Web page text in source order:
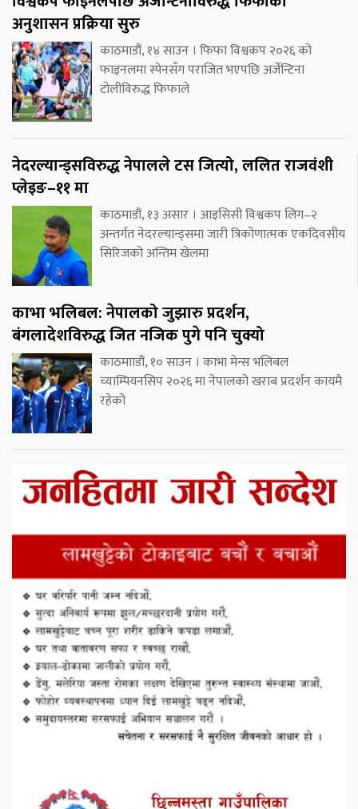
अनुशासन प्रक्रिया सुरु
काठमाडौं, १४ साउन । फिफा विश्वकप २०२६ को
फाइनलमा स्पेनसँग पराजित भएपछि अर्जेन्टिना
टोलीविरुद्ध फिफाले
नेदरल्यान्ड्सविरुद्ध नेपालले टस जित्यो, ललित राजवंशी
प्लेइङ–११ मा
काठमाडौं, १३ असार । आइसिसी विश्वकप लिग–२
अन्तर्गत नेदरल्यान्ड्समा जारी त्रिकोणात्मक एकदिवसीय
सिरिजको अन्तिम खेलमा
काभा भलिबल: नेपालको जुझारु प्रदर्शन,
बंगलादेशविरुद्ध जित नजिक पुगे पनि चुक्यो
काठमााडौं, १० साउन । काभा मेन्स भलिबल
च्याम्पियनसिप २०२६ मा नेपालको खराब प्रदर्शन कायमै
रहेको